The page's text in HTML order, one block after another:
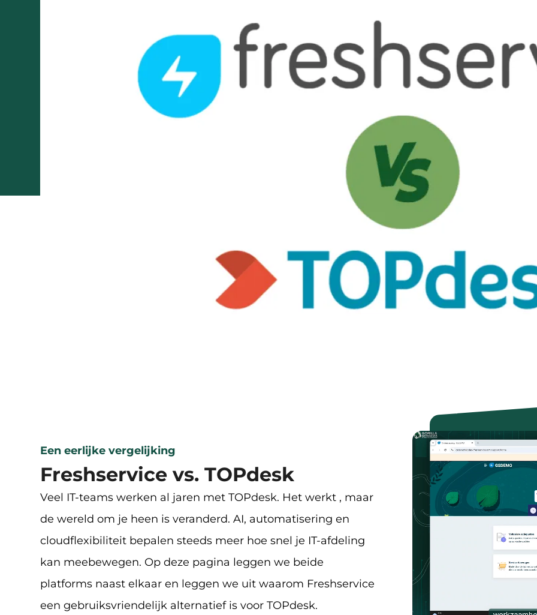
Een eerlijke vergelijking
Freshservice vs. TOPdesk
Veel IT-teams werken al jaren met TOPdesk. Het werkt , maar
de wereld om je heen is veranderd. AI, automatisering en
cloudflexibiliteit bepalen steeds meer hoe snel je IT-afdeling
kan meebewegen. Op deze pagina leggen we beide
platforms naast elkaar en leggen we uit waarom Freshservice
een gebruiksvriendelijk alternatief is voor TOPdesk.